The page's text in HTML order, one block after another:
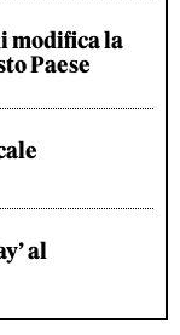
modifica la
Paese
al